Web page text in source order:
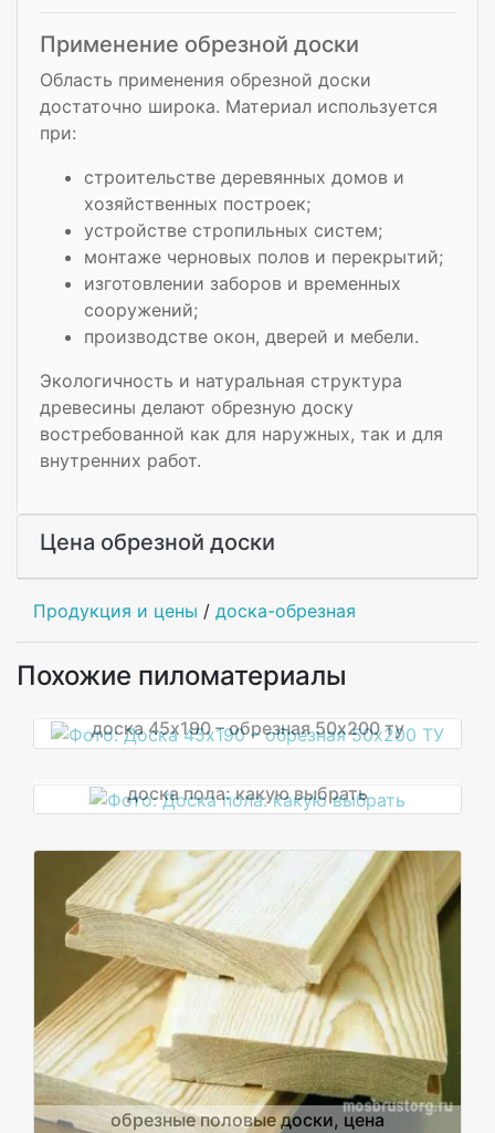
Применение обрезной доски
Область применения обрезной доски
достаточно широка. Материал используется
при:
строительстве деревянных домов и
хозяйственных построек;
устройстве стропильных систем;
монтаже черновых полов и перекрытий;
изготовлении заборов и временных
сооружений;
производстве окон, дверей и мебели.
Экологичность и натуральная структура
древесины делают обрезную доску
востребованной как для наружных, так и для
внутренних работ.
Цена обрезной доски
Продукция и цены / доска-обрезная
Похожие пиломатериалы
доска 45х190 – обрезная 50х200 ту
доска пола: какую выбрать
обрезные половые доски, цена